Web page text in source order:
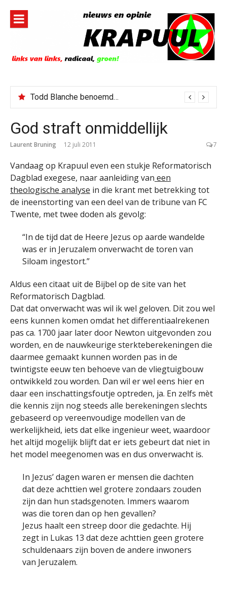
inhoud
Todd Blanche benoemd tot Attorney General
God straft onmiddellijk
Laurent Bruning 12 juli 2011 7
Vandaag op Krapuul even een stukje Reformatorisch
Dagblad exegese, naar aanleiding van een
theologische analyse in die krant met betrekking tot
de ineenstorting van een deel van de tribune van FC
Twente, met twee doden als gevolg:
“In de tijd dat de Heere Jezus op aarde wandelde
was er in Jeruzalem onverwacht de toren van
Siloam ingestort.”
Aldus een citaat uit de Bijbel op de site van het
Reformatorisch Dagblad.
Dat dat onverwacht was wil ik wel geloven. Dit zou wel
eens kunnen komen omdat het differentiaalrekenen
pas ca. 1700 jaar later door Newton uitgevonden zou
worden, en de nauwkeurige sterkteberekeningen die
daarmee gemaakt kunnen worden pas in de
twintigste eeuw ten behoeve van de vliegtuigbouw
ontwikkeld zou worden. Dan wil er wel eens hier en
daar een inschattingsfoutje optreden, ja. En zelfs mèt
die kennis zijn nog steeds alle berekeningen slechts
gebaseerd op vereenvoudige modellen van de
werkelijkheid, iets dat elke ingenieur weet, waardoor
het altijd mogelijk blijft dat er iets gebeurt dat niet in
het model meegenomen was en dus onverwacht is.
In Jezus’ dagen waren er mensen die dachten
dat deze achttien wel grotere zondaars zouden
zijn dan hun stadsgenoten. Immers waarom
was die toren dan op hen gevallen?
Jezus haalt een streep door die gedachte. Hij
zegt in Lukas 13 dat deze achttien geen grotere
schuldenaars zijn boven de andere inwoners
van Jeruzalem.